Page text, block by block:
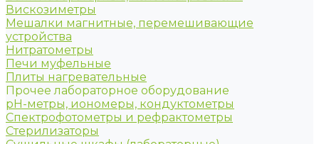
Вискозиметры
Мешалки магнитные, перемешивающие
устройства
Нитратометры
Печи муфельные
Плиты нагревательные
Прочее лабораторное оборудование
рН-метры, иономеры, кондуктометры
Спектрофотометры и рефрактометры
Стерилизаторы